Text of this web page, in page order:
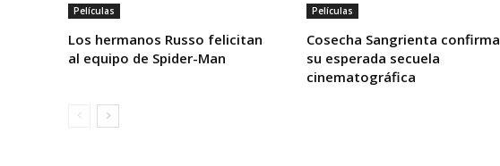
Películas
Los hermanos Russo felicitan
al equipo de Spider-Man
Películas
Cosecha Sangrienta confirma
su esperada secuela
cinematográfica